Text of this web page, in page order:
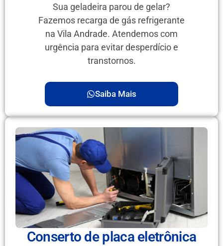
Sua geladeira parou de gelar?
Fazemos recarga de gás refrigerante
na Vila Andrade. Atendemos com
urgência para evitar desperdício e
transtornos.
Saiba Mais
Conserto de placa eletrônica